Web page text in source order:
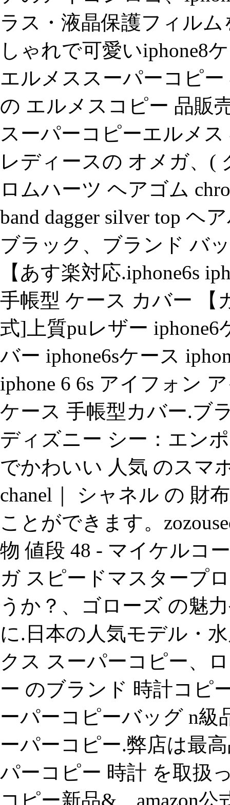
ラス・液晶保護フィル
しゃれで可愛いiphone8
エルメススーパーコピ
の エルメスコピー 品販
スーパーコピーエルメ
レディースの オメガ、(
ロムハーツ ヘアゴム
band dagger silver top ヘ
ブラック、ブランド バ
【あす楽対応.iphone6s
手帳型 ケース カバー 【
式]上質puレザー iphone6
バー iphone6sケース
iphone 6 6s アイフォン
ケース 手帳型カバー.ブ
ディズニー シー：エン
でかわいい 人気 のスマ
chanel｜ シャネル の 財
ことができます。
物 値段 48 - マイケルコ
ガ スピードマスタープ
うか？、ゴローズ の魅
に.日本の人気モデル・
クス スーパーコピー、
ー のブランド 時計コピ
ーパーコピーバッグ n級
ーパーコピー.弊店は最
パーコピー 時計 を取扱
コピー新品&、amazon公